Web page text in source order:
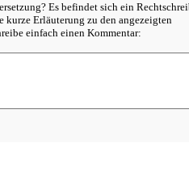
Es befindet sich ein
kurze Erläuterung zu den angezeigten
einfach einen Kommentar: